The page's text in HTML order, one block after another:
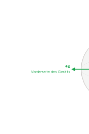
+x
Vorderseite des Geräts